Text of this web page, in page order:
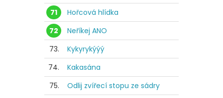
71
Hořcová hlídka
72
Neříkej ANO
73.
Kykyrykýýý
74.
Kakasána
75.
Odlij zvířecí stopu ze sádry